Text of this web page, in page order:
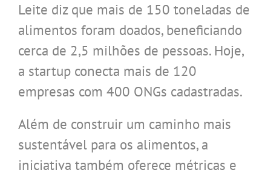
Leite diz que mais de 150 toneladas de
alimentos foram doados, beneficiando
cerca de 2,5 milhões de pessoas. Hoje,
a startup conecta mais de 120
empresas com 400 ONGs cadastradas.
Além de construir um caminho mais
sustentável para os alimentos, a
iniciativa também oferece métricas e